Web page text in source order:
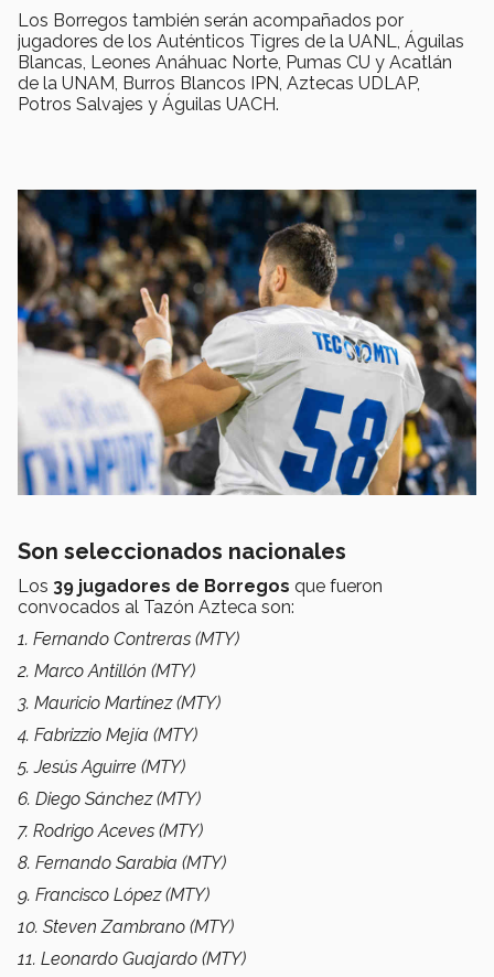
Los Borregos también serán acompañados por
jugadores de los Auténticos Tigres de la UANL, Águilas
Blancas, Leones Anáhuac Norte, Pumas CU y Acatlán
de la UNAM, Burros Blancos IPN, Aztecas UDLAP,
Potros Salvajes y Águilas UACH.
Son seleccionados nacionales
Los 39 jugadores de Borregos que fueron
convocados al Tazón Azteca son:
1. Fernando Contreras (MTY)
2. Marco Antillón (MTY)
3. Mauricio Martínez (MTY)
4. Fabrizzio Mejía (MTY)
5. Jesús Aguirre (MTY)
6. Diego Sánchez (MTY)
7. Rodrigo Aceves (MTY)
8. Fernando Sarabia (MTY)
9. Francisco López (MTY)
10. Steven Zambrano (MTY)
11. Leonardo Guajardo (MTY)